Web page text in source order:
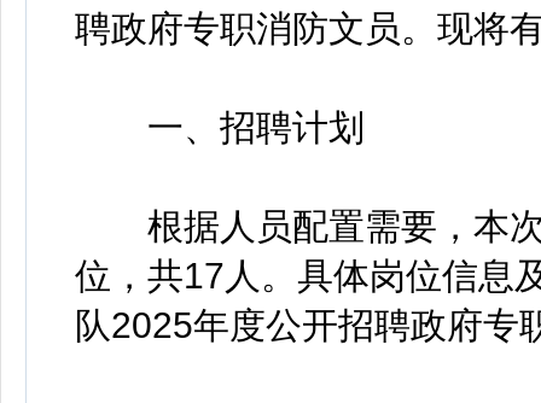
聘政府专职消防文员。现将
一、招聘计划
根据人员配置需要，本次
位，共17人。具体岗位信息
队2025年度公开招聘政府专